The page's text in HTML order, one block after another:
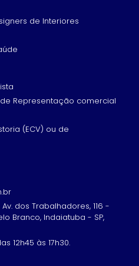
de Interiores
Representação comercial
(ECV) ou de
dos Trabalhadores, 116 -
Branco, Indaiatuba - SP,
12h45 às 17h30.